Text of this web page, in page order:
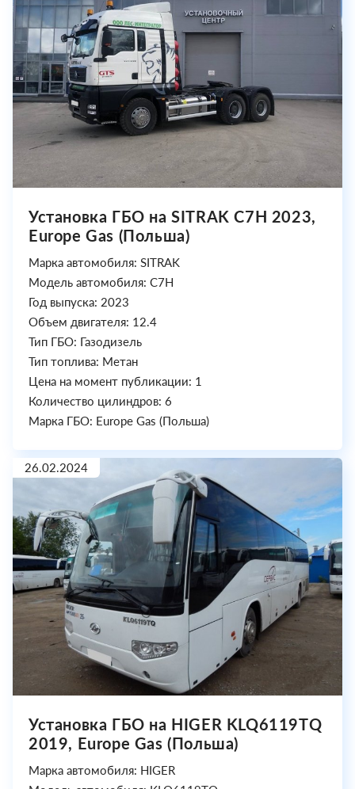
Установка ГБО на SITRAK C7H 2023,
Europe Gas (Польша)
Марка автомобиля: SITRAK
Модель автомобиля: C7H
Год выпуска: 2023
Объем двигателя: 12.4
Тип ГБО: Газодизель
Тип топлива: Метан
Цена на момент публикации: 1
Количество цилиндров: 6
Марка ГБО: Europe Gas (Польша)
26.02.2024
Установка ГБО на HIGER KLQ6119TQ
2019, Europe Gas (Польша)
Марка автомобиля: HIGER